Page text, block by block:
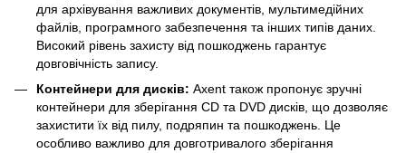
для архівування важливих документів, мультимедійних
файлів, програмного забезпечення та інших типів даних.
Високий рівень захисту від пошкоджень гарантує
довговічність запису.
Контейнери для дисків: Axent також пропонує зручні
контейнери для зберігання CD та DVD дисків, що дозволяє
захистити їх від пилу, подряпин та пошкоджень. Це
особливо важливо для довготривалого зберігання